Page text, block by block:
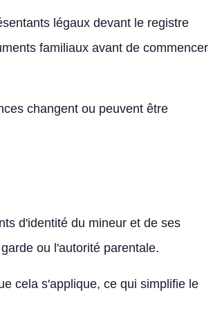
légaux devant le registre
familiaux avant de commencer
changent ou peuvent être
d'identité du mineur et de ses
ou l'autorité parentale.
cela s'applique, ce qui simplifie le